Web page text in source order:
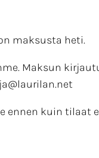
maksusta heti.
Maksun
ennen kuin tilaat